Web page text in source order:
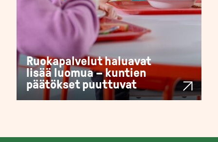
Ruokapalvelut haluavat
lisää luomua – kuntien
päätökset puuttuvat